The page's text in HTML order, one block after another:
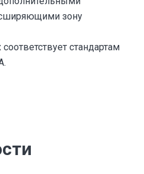
зону
стандартам